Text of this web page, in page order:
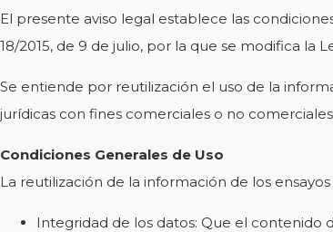
El presente aviso legal establece las
18/2015, de 9 de julio, por la que se modifica la
Se entiende por reutilización el uso de la
jurídicas con fines comerciales o no
Condiciones Generales de Uso
La reutilización de la información de los
Integridad de los datos: Que el contenido